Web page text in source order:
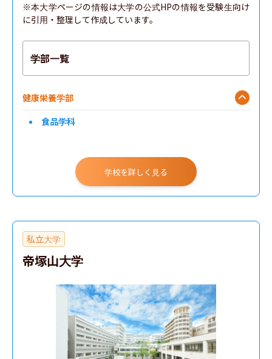
※本大学ページの情報は大学の公式HPの情報を受験生向け
に引用・整理して作成しています。
学部一覧
健康栄養学部
食品学科
学校を詳しく見る
私立大学
帝塚山大学